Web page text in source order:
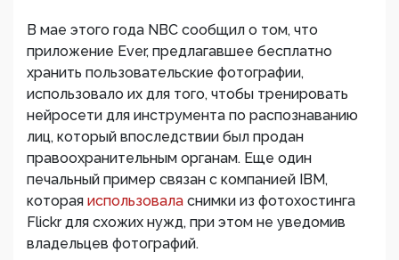
В мае этого года NBC сообщил о том, что
приложение Ever, предлагавшее бесплатно
хранить пользовательские фотографии,
использовало их для того, чтобы тренировать
нейросети для инструмента по распознаванию
лиц, который впоследствии был продан
правоохранительным органам. Еще один
печальный пример связан с компанией IBM,
которая использовала снимки из фотохостинга
Flickr для схожих нужд, при этом не уведомив
владельцев фотографий.